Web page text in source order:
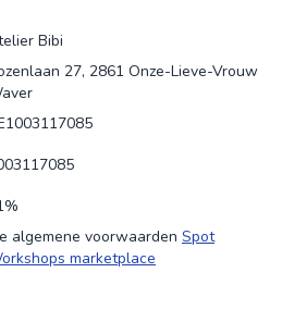
Bibi
27, 2861 Onze-Lieve-Vrouw
algemene voorwaarden Spot
marketplace